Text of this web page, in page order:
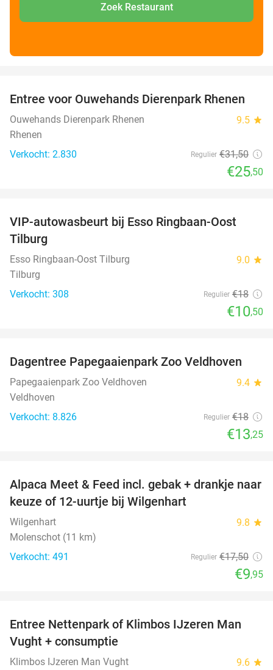
Zoek Restaurant
19%
Entree voor Ouwehands Dierenpark Rhenen
Ouwehands Dierenpark Rhenen 9.5 star
Rhenen
Verkocht: 2.830
Regulier €31,50
€25,50
42%
VIP-autowasbeurt bij Esso Ringbaan-Oost
Tilburg
Esso Ringbaan-Oost Tilburg 9.0 star
Tilburg
Verkocht: 308
Regulier €18
€10,50
26%
Dagentree Papegaaienpark Zoo Veldhoven
Papegaaienpark Zoo Veldhoven 9.4 star
Veldhoven
Verkocht: 8.826
Regulier €18
€13,25
43%
Alpaca Meet & Feed incl. gebak + drankje naar
keuze of 12-uurtje bij Wilgenhart
Wilgenhart 9.8 star
Molenschot (11 km)
Verkocht: 491
Regulier €17,50
€9,95
29%
Entree Nettenpark of Klimbos IJzeren Man
Vught + consumptie
Klimbos IJzeren Man Vught 9.6 star